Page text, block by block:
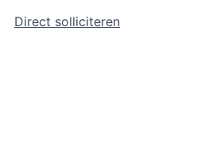
Direct solliciteren